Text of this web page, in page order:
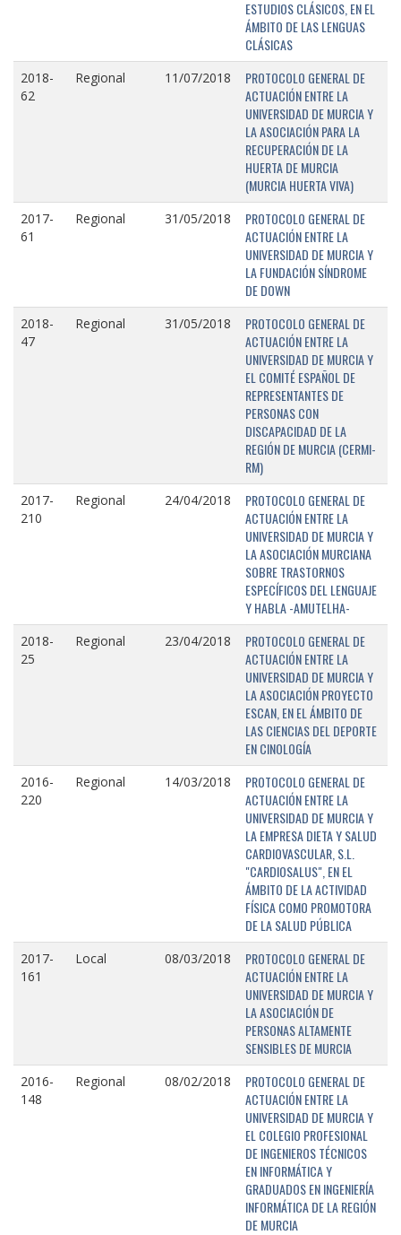
ESTUDIOS CLÁSICOS, EN EL
ÁMBITO DE LAS LENGUAS
CLÁSICAS
2018-
62
Regional 11/07/2018
PROTOCOLO GENERAL DE
ACTUACIÓN ENTRE LA
UNIVERSIDAD DE MURCIA Y
LA ASOCIACIÓN PARA LA
RECUPERACIÓN DE LA
HUERTA DE MURCIA
(MURCIA HUERTA VIVA)
2017-
61
Regional 31/05/2018
PROTOCOLO GENERAL DE
ACTUACIÓN ENTRE LA
UNIVERSIDAD DE MURCIA Y
LA FUNDACIÓN SÍNDROME
DE DOWN
2018-
47
Regional 31/05/2018
PROTOCOLO GENERAL DE
ACTUACIÓN ENTRE LA
UNIVERSIDAD DE MURCIA Y
EL COMITÉ ESPAÑOL DE
REPRESENTANTES DE
PERSONAS CON
DISCAPACIDAD DE LA
REGIÓN DE MURCIA (CERMI-
RM)
2017-
210
Regional 24/04/2018
PROTOCOLO GENERAL DE
ACTUACIÓN ENTRE LA
UNIVERSIDAD DE MURCIA Y
LA ASOCIACIÓN MURCIANA
SOBRE TRASTORNOS
ESPECÍFICOS DEL LENGUAJE
Y HABLA -AMUTELHA-
2018-
25
Regional 23/04/2018
PROTOCOLO GENERAL DE
ACTUACIÓN ENTRE LA
UNIVERSIDAD DE MURCIA Y
LA ASOCIACIÓN PROYECTO
ESCAN, EN EL ÁMBITO DE
LAS CIENCIAS DEL DEPORTE
EN CINOLOGÍA
2016-
220
Regional 14/03/2018
PROTOCOLO GENERAL DE
ACTUACIÓN ENTRE LA
UNIVERSIDAD DE MURCIA Y
LA EMPRESA DIETA Y SALUD
CARDIOVASCULAR, S.L.
"CARDIOSALUS", EN EL
ÁMBITO DE LA ACTIVIDAD
FÍSICA COMO PROMOTORA
DE LA SALUD PÚBLICA
2017-
161
Local 08/03/2018
PROTOCOLO GENERAL DE
ACTUACIÓN ENTRE LA
UNIVERSIDAD DE MURCIA Y
LA ASOCIACIÓN DE
PERSONAS ALTAMENTE
SENSIBLES DE MURCIA
2016-
148
Regional 08/02/2018
PROTOCOLO GENERAL DE
ACTUACIÓN ENTRE LA
UNIVERSIDAD DE MURCIA Y
EL COLEGIO PROFESIONAL
DE INGENIEROS TÉCNICOS
EN INFORMÁTICA Y
GRADUADOS EN INGENIERÍA
INFORMÁTICA DE LA REGIÓN
DE MURCIA